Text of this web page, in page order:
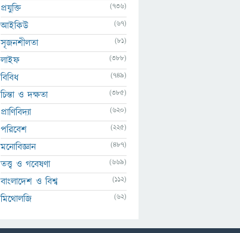
প্রযুক্তি (736)
আইকিউ (67)
সৃজনশীলতা (81)
লাইফ (388)
বিবিধ (749)
চিন্তা ও দক্ষতা (385)
প্রাণিবিদ্যা (620)
পরিবেশ (225)
মনোবিজ্ঞান (487)
তত্ত্ব ও গবেষণা (669)
বাংলাদেশ ও বিশ্ব (112)
মিথোলজি (62)